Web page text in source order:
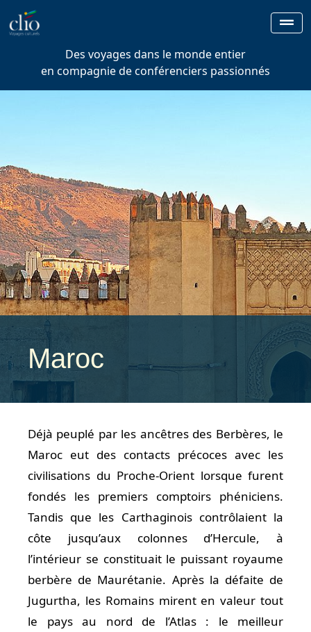
Des voyages dans le monde entier
en compagnie de conférenciers passionnés
Maroc
Déjà peuplé par les ancêtres des Berbères, le
Maroc eut des contacts précoces avec les
civilisations du Proche-Orient lorsque furent
fondés les premiers comptoirs phéniciens.
Tandis que les Carthaginois contrôlaient la
côte jusqu’aux colonnes d’Hercule, à
l’intérieur se constituait le puissant royaume
berbère de Maurétanie. Après la défaite de
Jugurtha, les Romains mirent en valeur tout
le pays au nord de l’Atlas : le meilleur